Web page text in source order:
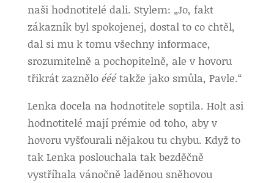
naši hodnotitelé dali. Stylem: „Jo, fakt
zákazník byl spokojenej, dostal to co chtěl,
dal si mu k tomu všechny informace,
srozumitelně a pochopitelně, ale v hovoru
třikrát zaznělo ééétakže jako smůla, Pavle.“
Lenka docela na hodnotitele soptila. Holt asi
hodnotitelé mají prémie od toho, aby v
hovoru vyšťourali nějakou tu chybu. Když to
tak Lenka poslouchala tak bezděčně
vystříhala vánočně laděnou sněhovou